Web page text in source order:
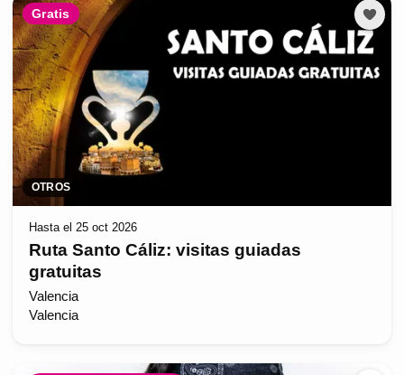
Gratis
OTROS
Hasta el 25 oct 2026
Ruta Santo Cáliz: visitas guiadas
gratuitas
Valencia
Valencia